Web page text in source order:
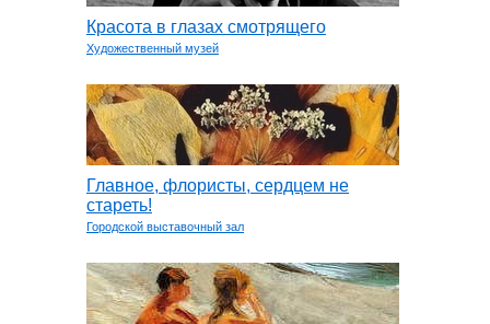
Красота в глазах смотрящего
Художественный музей
Главное, флористы, сердцем не
стареть!
Городской выставочный зал